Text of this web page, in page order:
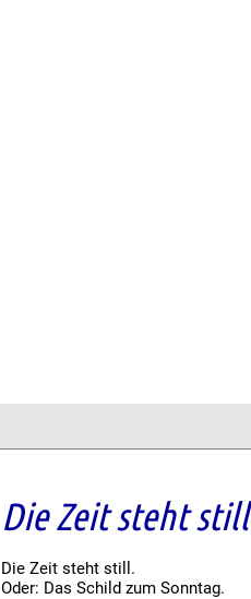
Die Zeit steht still
Die Zeit steht still.
Oder: Das Schild zum Sonntag.